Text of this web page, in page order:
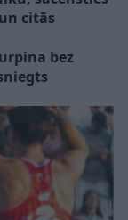
citās
bez